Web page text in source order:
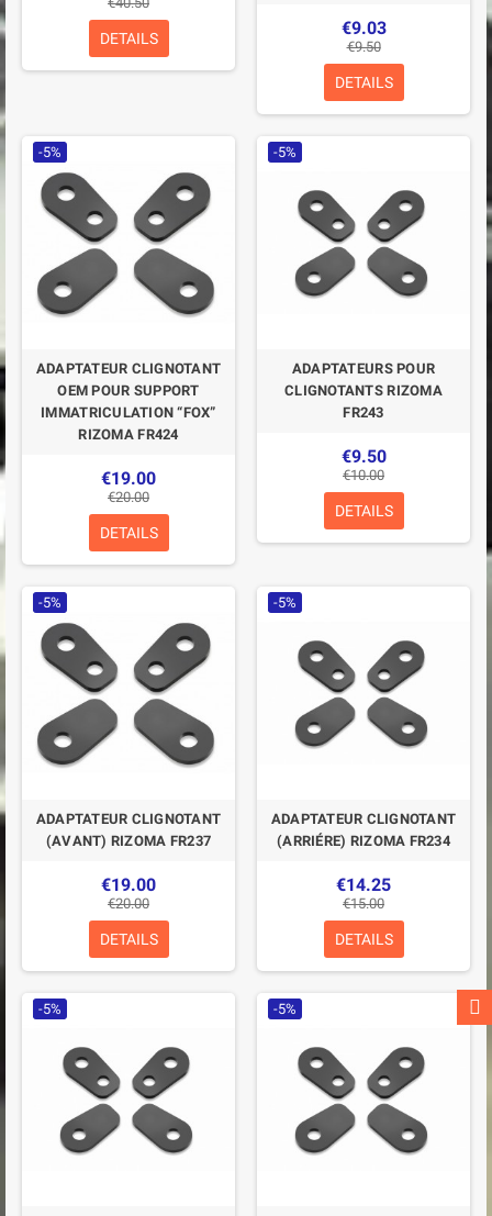
DETAILS €9.03
€9.50
DETAILS
-5%
ADAPTATEUR CLIGNOTANT
OEM POUR SUPPORT
IMMATRICULATION “FOX”
RIZOMA FR424
€19.00
€20.00
DETAILS
-5%
ADAPTATEURS POUR
CLIGNOTANTS RIZOMA
FR243
€9.50
€10.00
DETAILS
-5%
ADAPTATEUR CLIGNOTANT
(AVANT) RIZOMA FR237
€19.00
€20.00
DETAILS
-5%
ADAPTATEUR CLIGNOTANT
(ARRIÉRE) RIZOMA FR234
€14.25
€15.00
DETAILS
-5% -5%